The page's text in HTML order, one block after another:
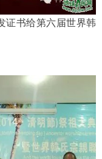
证书给第六届世界韩